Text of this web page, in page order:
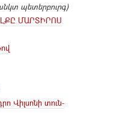
պետերբուրգ)
ՄԱՐՏԻՐՈՍ
Վիլսոնի տուն-